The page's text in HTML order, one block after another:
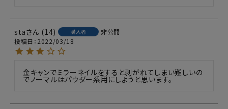
sta 14 購入者
非公開
投稿日
2022/03/18
金キャンでミラーネイルをすると剥がれてしまい難しいの
でノーマルはパウダー系用にしようと思います。